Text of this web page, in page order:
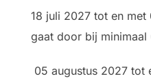
18 juli 2027 tot en met
gaat door bij minimaal
05 augustus 2027 tot